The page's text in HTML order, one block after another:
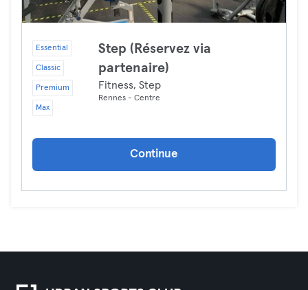
Essential
Classic
Premium
Max
Step (Réservez via
partenaire)
Fitness, Step
Rennes - Centre
Continue